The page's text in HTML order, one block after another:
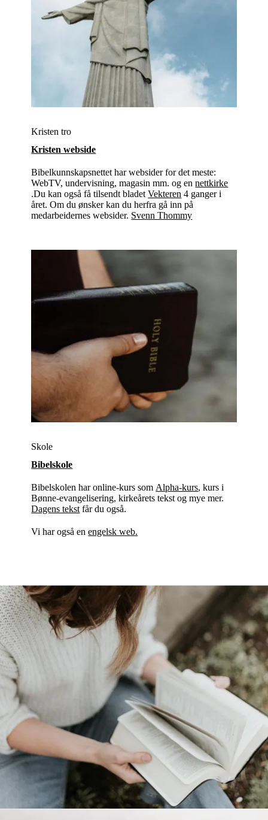
Kristen tro
Kristen webside
Bibelkunnskapsnettet har websider for det meste:
WebTV, undervisning, magasin mm. og ennettkirke
.Du kan også få tilsendt bladetVekteren 4 ganger i
året. Om du ønsker kan du herfra gå inn på
medarbeidernes websider. Svenn Thommy
Skole
Bibelskole
Bibelskolen har online-kurs som Alpha-kurs, kurs i
Bønne-evangelisering, kirkeårets tekst og mye mer.
Dagens tekst får du også.
Vi har også enengelsk web.